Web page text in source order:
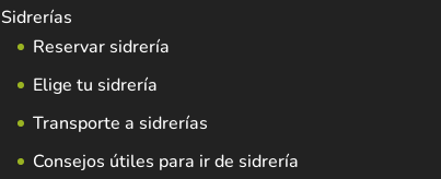
Sidrerías
Reservar sidrería
Elige tu sidrería
Transporte a sidrerías
Consejos útiles para ir de sidrería